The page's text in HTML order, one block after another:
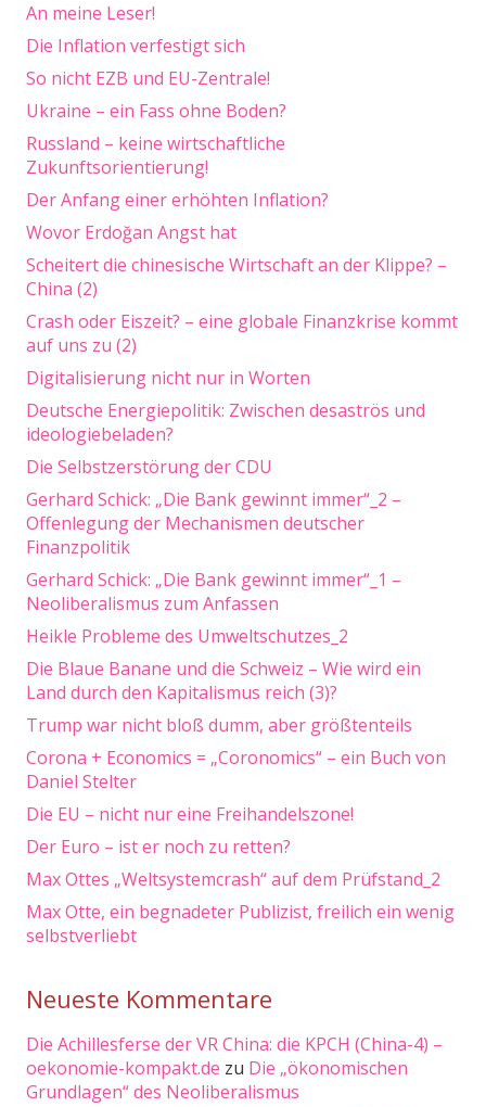
An meine Leser!
Die Inflation verfestigt sich
So nicht EZB und EU-Zentrale!
Ukraine – ein Fass ohne Boden?
Russland – keine wirtschaftliche
Zukunftsorientierung!
Der Anfang einer erhöhten Inflation?
Wovor Erdoğan Angst hat
Scheitert die chinesische Wirtschaft an der Klippe? –
China (2)
Crash oder Eiszeit? – eine globale Finanzkrise kommt
auf uns zu (2)
Digitalisierung nicht nur in Worten
Deutsche Energiepolitik: Zwischen desaströs und
ideologiebeladen?
Die Selbstzerstörung der CDU
Gerhard Schick: „Die Bank gewinnt immer“_2 –
Offenlegung der Mechanismen deutscher
Finanzpolitik
Gerhard Schick: „Die Bank gewinnt immer“_1 –
Neoliberalismus zum Anfassen
Heikle Probleme des Umweltschutzes_2
Die Blaue Banane und die Schweiz – Wie wird ein
Land durch den Kapitalismus reich (3)?
Trump war nicht bloß dumm, aber größtenteils
Corona + Economics = „Coronomics“ – ein Buch von
Daniel Stelter
Die EU – nicht nur eine Freihandelszone!
Der Euro – ist er noch zu retten?
Max Ottes „Weltsystemcrash“ auf dem Prüfstand_2
Max Otte, ein begnadeter Publizist, freilich ein wenig
selbstverliebt
Neueste Kommentare
Die Achillesferse der VR China: die KPCH (China-4) –
oekonomie-kompakt.de zu Die „ökonomischen
Grundlagen“ des Neoliberalismus